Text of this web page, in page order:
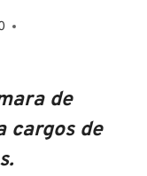
de
cargos de